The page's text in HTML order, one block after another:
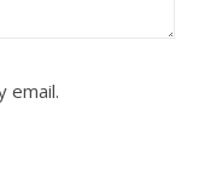
email.